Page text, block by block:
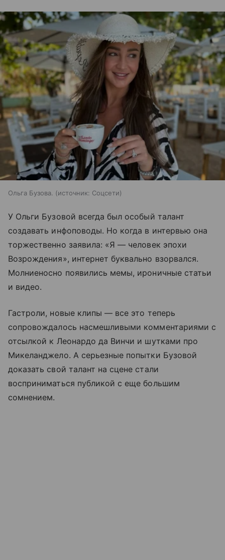
Ольга Бузова. источник: Соцсети
У Ольги Бузовой всегда был особый талант
создавать инфоповоды. Но когда в интервью она
торжественно заявила: «Я — человек эпохи
Возрождения», интернет буквально взорвался.
Молниеносно появились мемы, ироничные статьи
и видео.
Гастроли, новые клипы — все это теперь
сопровождалось насмешливыми комментариями с
отсылкой к Леонардо да Винчи и шутками про
Микеланджело. А серьезные попытки Бузовой
доказать свой талант на сцене стали
восприниматься публикой с еще большим
сомнением.